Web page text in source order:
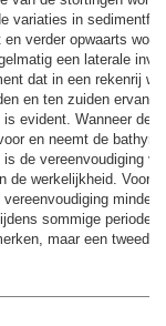
variaties in
verder opwaarts
een laterale
dat in een rekenrij
en ten zuiden ervan.
evident. Wanneer de
en neemt de
de vereenvoudiging
de werkelijkheid. Voor
minder
sommige periodes
maar een